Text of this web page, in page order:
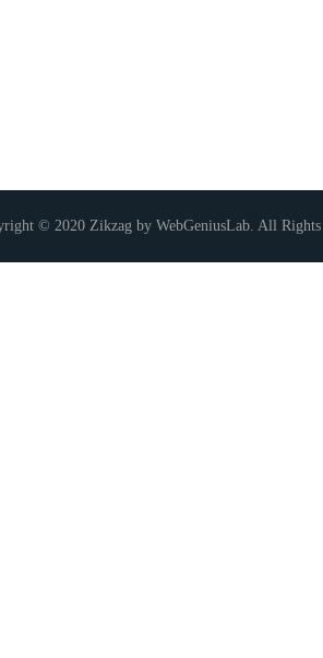
© 2020 Zikzag by WebGeniusLab. All Rights